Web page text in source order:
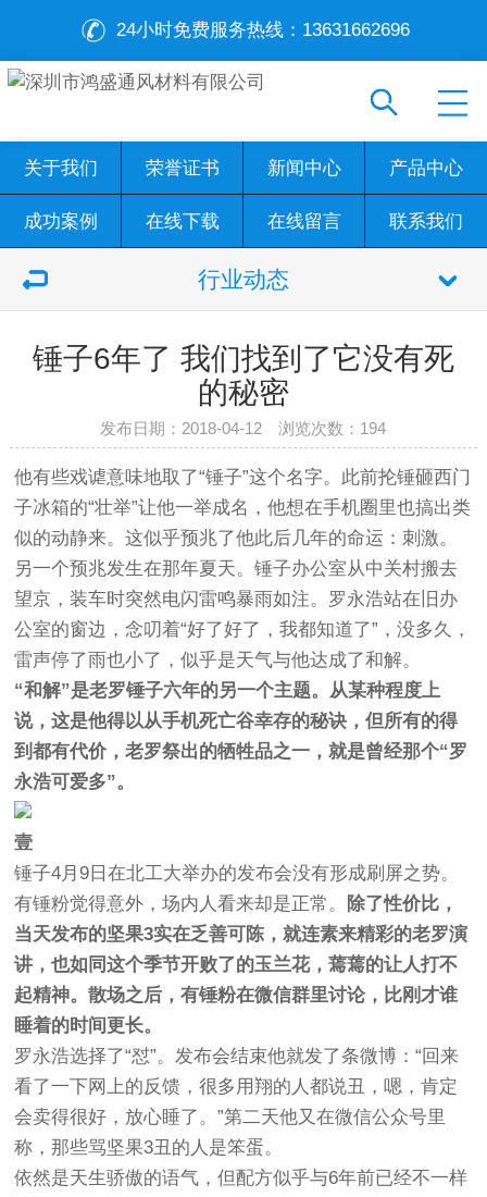
24小时免费服务热线： 13631662696
关于我们 荣誉证书 新闻中心 产品中心
成功案例 在线下载 在线留言 联系我们
行业动态
锤子6年了 我们找到了它没有死
的秘密
发布日期：2018-04-12 浏览次数： 194
他有些戏谑意味地取了“锤子”这个名字。此前抡锤砸西门
子冰箱的“壮举”让他一举成名，他想在手机圈里也搞出类
似的动静来。这似乎预兆了他此后几年的命运：刺激。
另一个预兆发生在那年夏天。锤子办公室从中关村搬去
望京，装车时突然电闪雷鸣暴雨如注。罗永浩站在旧办
公室的窗边，念叨着“好了好了，我都知道了”，没多久，
雷声停了雨也小了，似乎是天气与他达成了和解。
“和解”是老罗锤子六年的另一个主题。从某种程度上
说，这是他得以从手机死亡谷幸存的秘诀，但所有的得
到都有代价，老罗祭出的牺牲品之一，就是曾经那个“罗
永浩可爱多”。
壹
锤子4月9日在北工大举办的发布会没有形成刷屏之势。
有锤粉觉得意外，场内人看来却是正常。 除了性价比，
当天发布的坚果3实在乏善可陈，就连素来精彩的老罗演
讲，也如同这个季节开败了的玉兰花，蔫蔫的让人打不
起精神。散场之后，有锤粉在微信群里讨论，比刚才谁
睡着的时间更长。
罗永浩选择了“怼”。发布会结束他就发了条微博：“回来
看了一下网上的反馈，很多用翔的人都说丑，嗯，肯定
会卖得很好，放心睡了。”第二天他又在微信公众号里
称，那些骂坚果3丑的人是笨蛋。
依然是天生骄傲的语气，但配方似乎与6年前已经不一样